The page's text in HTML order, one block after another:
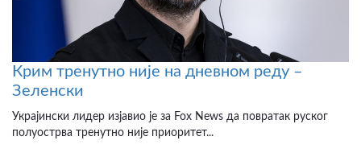
Крим тренутно није на дневном реду –
Зеленски
Украјински лидер изјавио је за Fox News да повратак руског
полуострва тренутно није приоритет...